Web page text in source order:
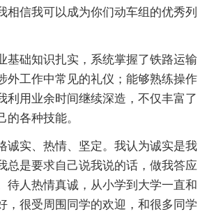
相信我可以成为你们动车组的优秀列
基础知识扎实，系统掌握了铁路运输
外工作中常见的礼仪；能够熟练操作
利用业余时间继续深造，不仅丰富了
的各种技能。
诚实、热情、坚定。我认为诚实是我
总是要求自己说我说的话，做我答应
待人热情真诚，从小学到大学一直和
，很受周围同学的欢迎，和很多同学